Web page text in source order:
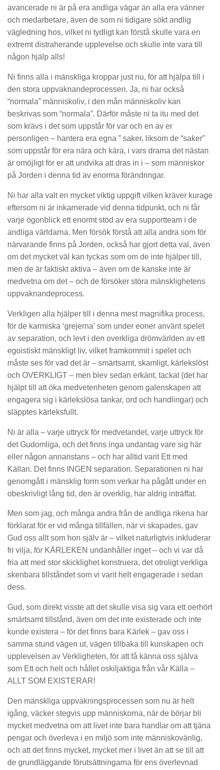
avancerade ni är på era andliga vägar än alla era vänner
och medarbetare, även de som ni tidigare sökt andlig
vägledning hos, vilket ni tydligt kan förstå skulle vara en
extremt distraherande upplevelse och skulle inte vara till
någon hjälp alls!
Ni finns alla i mänskliga kroppar just nu, för att hjälpa till i
den stora uppvaknandeprocessen. Ja, ni har också
“normala” människoliv, i den mån människoliv kan
beskrivas som “normala”. Därför måste ni ta itu med det
som krävs i det som uppstår för var och en av er
personligen – hantera era egna ” saker, liksom de “saker”
som uppstår för era nära och kära, i vars drama det nästan
är omöjligt för er att undvika att dras in i – som människor
på Jorden i denna tid av enorma förändringar.
Ni har alla valt en mycket viktig uppgift vilken kräver kurage
eftersom ni är inkarnerade vid denna tidpunkt, och ni får
varje ögonblick ett enormt stöd av era supportteam i de
andliga världarna. Men försök förstå att alla andra som för
närvarande finns på Jorden, också har gjort detta val, även
om det mycket väl kan tyckas som om de inte hjälper till,
men de är faktiskt aktiva – även om de kanske inte är
medvetna om det – och de försöker störa mänsklighetens
uppvaknandeprocess.
Verkligen alla hjälper till i denna mest magnifika process,
för de karmiska ‘grejerna’ som under eoner använt spelet
av separation, och levt i den overkliga drömvärlden av ett
egoistiskt mänskligt liv, vilket framkommit i spelet och
måste ses för vad det är – smärtsamt, skamligt, kärlekslöst
och OVERKLIGT – men blev sedan erkänt, tackat (det har
hjälpt till att öka medvetenheten genom galenskapen att
engagera sig i kärlekslösa tankar, ord och handlingar) och
släpptes kärleksfullt.
Ni är alla – varje uttryck för medvetandet, varje uttryck för
det Gudomliga, och det finns inga undantag vare sig här
eller någon annanstans – och har alltid varit Ett med
Källan. Det finns INGEN separation. Separationen ni har
genomgått i mänsklig form som verkar ha pågått under en
obeskrivligt lång tid, den är overklig, har aldrig inträffat.
Men som jag, och många andra från de andliga rikena har
förklarat för er vid många tillfällen, när vi skapades, gav
Gud oss ​​allt som hon själv är – vilket naturligtvis inkluderar
fri vilja, för KÄRLEKEN undanhåller inget – och vi var då
fria att med stor skicklighet konstruera, det otroligt verkliga
skenbara tillståndet som vi varit helt engagerade i sedan
dess.
Gud, som direkt visste att det skulle visa sig vara ett oerhört
smärtsamt tillstånd, även om det inte existerade och inte
kunde existera – för det finns bara Kärlek – gav oss i
samma stund vägen ut, vägen tillbaka till kunskapen och
upplevelsen av Verkligheten, för att få känna oss själva
som Ett och helt och hållet oskiljaktiga från vår Källa –
ALLT SOM EXISTERAR!
Den mänskliga uppvakningsprocessen som nu är helt
igång, väcker stegvis upp människorna, när de börjar bli
mycket medvetna om att livet inte bara handlar om att tjäna
pengar och överleva i en miljö som inte människovänlig,
och att det finns mycket, mycket mer i livet än att se till att
de grundläggande förutsättningarna för ens överlevnad